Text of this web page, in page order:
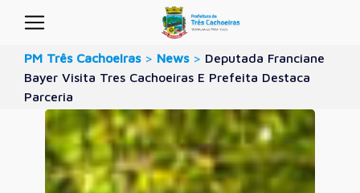
PM Três Cachoeiras > News > Deputada Franciane
Bayer Visita Tres Cachoeiras E Prefeita Destaca
Parceria